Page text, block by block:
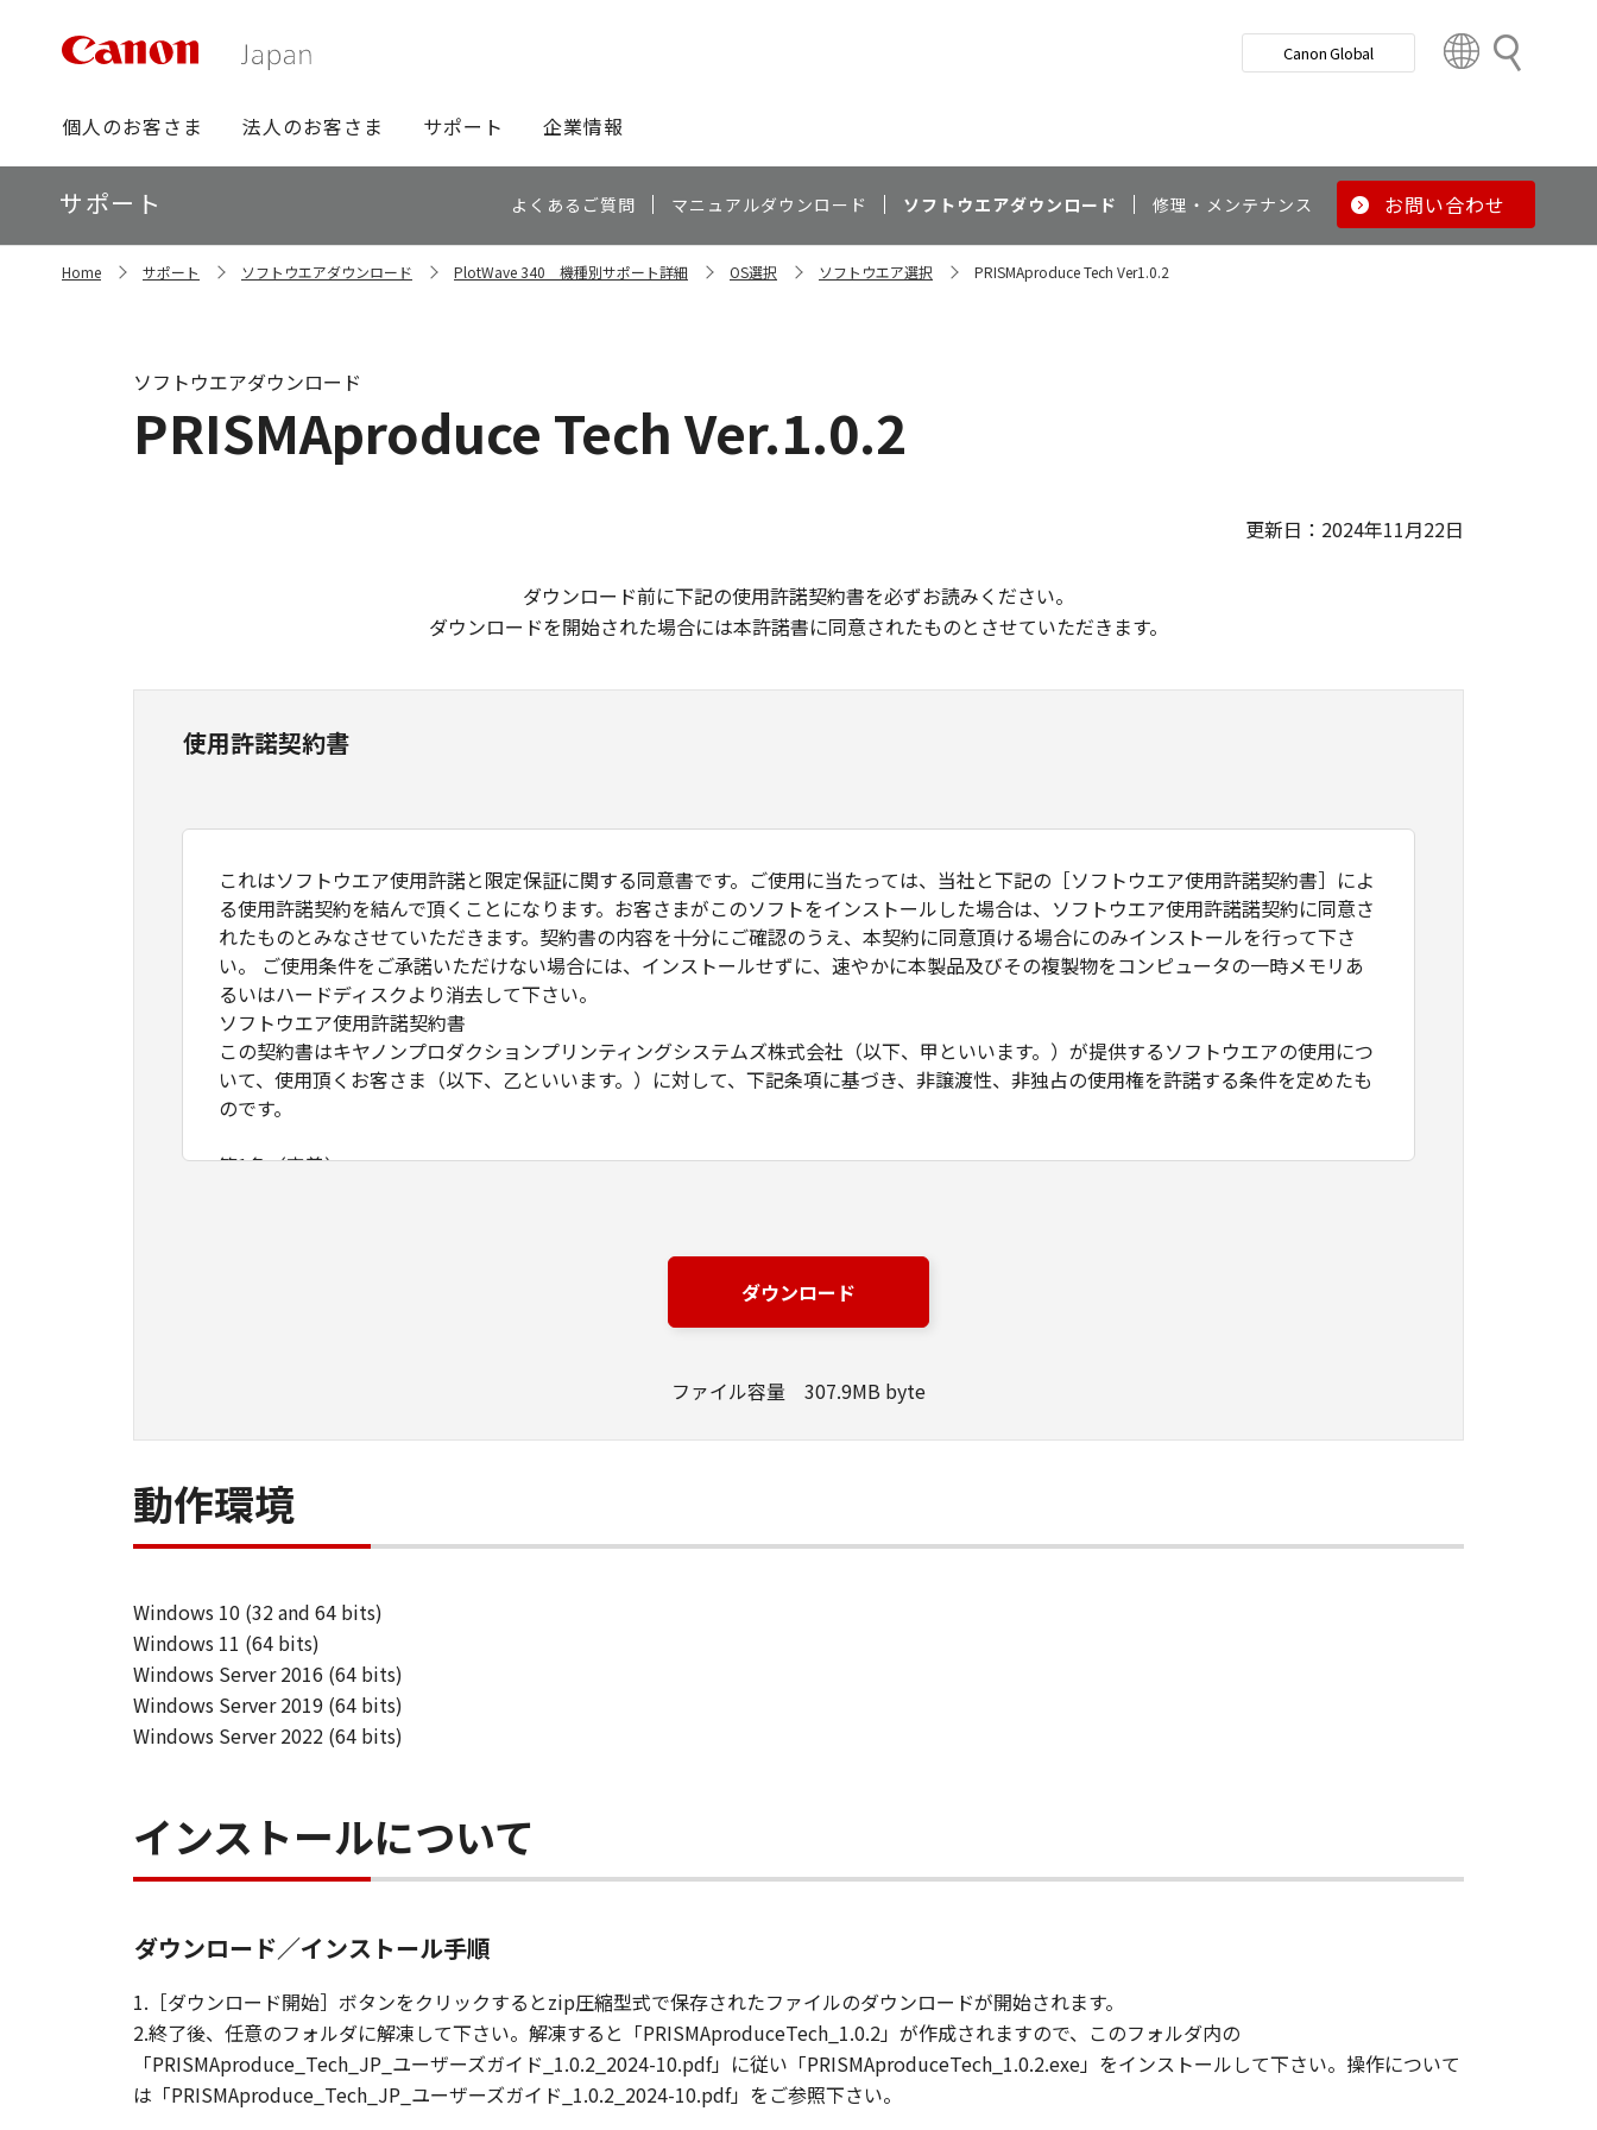
検
グ
ロ
ー
バ
ビ
個人のお客さま 法人のお客さま サポート 企業情報
Canon Global
t
y
ロ
ー
カ
ル
サポート よくあるご質問 マニュアルダウンロード ソフトウエアダウンロード 修理・メンテナンス お問い合わせ
Home サポート ソフトウエアダウンロード PlotWave 340 機種別サポート詳細 OS選択 ソフトウエア選択 PRISMAproduce Tech Ver1.0.2
PRISMAproduce Tech Ver.1.0.2
ソフトウエアダウンロード
更新日：2024年11月22日
ダウンロード前に下記の使用許諾契約書を必ずお読みください。
ダウンロードを開始された場合には本許諾書に同意されたものとさせていただきます。
使用許諾契約書
これはソフトウエア使用許諾と限定保証に関する同意書です。ご使用に当たっては、当社と下記の［ソフトウエア使用許諾契約書］によ
る使用許諾契約を結んで頂くことになります。お客さまがこのソフトをインストールした場合は、ソフトウエア使用許諾諾契約に同意さ
れたものとみなさせていただきます。契約書の内容を十分にご確認のうえ、本契約に同意頂ける場合にのみインストールを行って下さ
い。 ご使用条件をご承諾いただけない場合には、インストールせずに、速やかに本製品及びその複製物をコンピュータの一時メモリあ
るいはハードディスクより消去して下さい。
ソフトウエア使用許諾契約書
この契約書はキヤノンプロダクションプリンティングシステムズ株式会社（以下、甲といいます。）が提供するソフトウエアの使用につ
いて、使用頂くお客さま（以下、乙といいます。）に対して、下記条項に基づき、非譲渡性、非独占の使用権を許諾する条件を定めたも
のです。
第1条（定義）
る可能性のある本ソフトウエア製品の改良版を含みます。
「使用」とは本ソフトウエア製品をコンピュータの記憶装置又はメモリーに搭載し、またはCPUで実行することを指します。
「インストール」とは、本ソフトウエア製品をハードディスクドライブ又は 同類の保管装置に実行可能な形態でコピーすることを指し
を記録する媒体、およびその後に作成された全ての本ソフトウエア製品のコピーについて著作権を含む一切の知的財産権および所有権を
保持します。
甲およびCanon Production Printing Netherlands B.V.は、乙に対し本ソフトウエア製品に対するいかなる権利も譲渡しません。
乙は、本ソフトウエア製品を日本国内においてのみ使用できます。
乙は本ソフトウエア製品を、キヤノンプロダクションプリンティングシステムズ株式会社から出荷された製品に対してのみ使用すること
ができます。
第4条（禁止事項）
乙は、自ら又は第三者を使って、本ソフトウエア製品の全部又は一部の改変 、リバースエンジニアリング、逆アセンブル、デコンパイ
ル、翻訳、翻案などを行うことは出来ません。
乙は本ソフトウエア製品に表示されているか又はその動作時に表示される著作権表示、商標登録等を除去したり、視認困難にすることは
乙は、本ソフトウエア製品に含まれるマニュアルを、甲の事前承認なく紙媒体、電子媒体の区別なくコピーする事はできません。
乙は、万一、本条項のいずれかの規定に違反して甲に損害を生ぜしめた場合には、乙は賠償の責に任ずるものとします。
第5条（保証範囲及び責任）
甲は、本ソフトウエア製品が乙の保有する動作環境に於いて、全て正常に動作することを保証するものではありません。
甲は、本ソフトウエア製品の仕様を予告なしに変更することがあり、本ソフトウエア製品の機能、性能及び品質が乙の特定目的に適合す
ることを、明示たると黙示たるとを問わず何らの保証もなさないものとします。
ダウンロード
ファイル容量 307.9MB byte
動作環境
Windows 10 (32 and 64 bits)
Windows 11 (64 bits)
Windows Server 2016 (64 bits)
Windows Server 2019 (64 bits)
Windows Server 2022 (64 bits)
インストールについて
ダウンロード／インストール手順
1.［ダウンロード開始］ボタンをクリックするとzip圧縮型式で保存されたファイルのダウンロードが開始されます。
2.終了後、任意のフォルダに解凍して下さい。解凍すると「PRISMAproduceTech_1.0.2」が作成されますので、このフォルダ内の
「PRISMAproduce_Tech_JP_ユーザーズガイド_1.0.2_2024-10.pdf」に従い「PRISMAproduceTech_1.0.2.exe」をインストールして下さい。操作について
は「PRISMAproduce_Tech_JP_ユーザーズガイド_1.0.2_2024-10.pdf」をご参照下さい。